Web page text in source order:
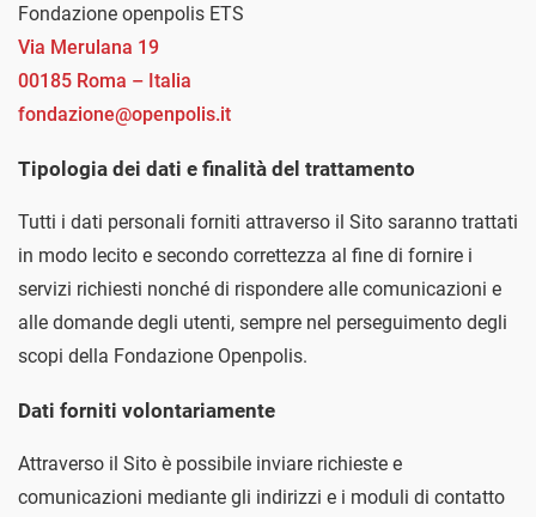
Fondazione openpolis ETS
Via Merulana 19
00185 Roma – Italia
fondazione@openpolis.it
Tipologia dei dati e finalità del trattamento
Tutti i dati personali forniti attraverso il Sito saranno trattati
in modo lecito e secondo correttezza al fine di fornire i
servizi richiesti nonché di rispondere alle comunicazioni e
alle domande degli utenti, sempre nel perseguimento degli
scopi della Fondazione Openpolis.
Dati forniti volontariamente
Attraverso il Sito è possibile inviare richieste e
comunicazioni mediante gli indirizzi e i moduli di contatto